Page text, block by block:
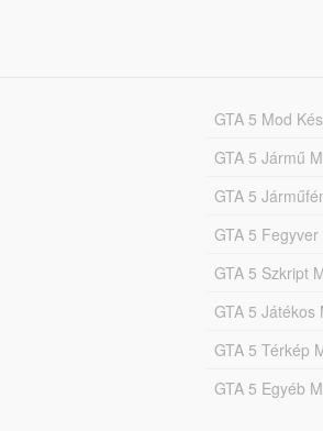
GTA 5 Mod
GTA 5 Jármű
GTA 5
GTA 5
GTA 5 Szkript
GTA 5 Játékos
GTA 5 Térkép
GTA 5 Egyéb